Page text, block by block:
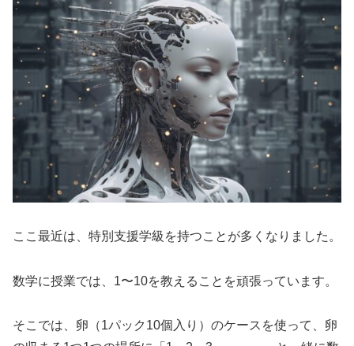
ここ最近は、特別支援学級を持つことが多くなりました。
数学に授業では、1〜10を教えることを頑張っています。
そこでは、卵（1パック10個入り）のケースを使って、卵